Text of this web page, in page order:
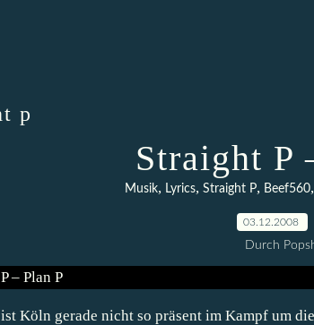
p
Straight P
Musik, Lyrics, Straight P, Beef560,
03.12.2008
Durch
Köln gerade nicht so präsent im Kampf um